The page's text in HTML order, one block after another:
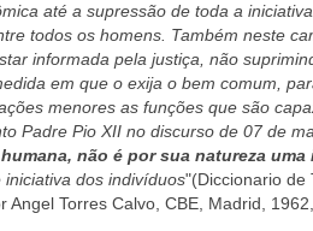
até a supressão de toda a
todos os homens. Também neste
informada pela justiça, não
em que o exija o bem comum,
menores as funções que são
Padre Pio XII no discurso de 07 de
não é por sua natureza
dos indivíduos"(Diccionario de
Angel Torres Calvo, CBE, Madrid,